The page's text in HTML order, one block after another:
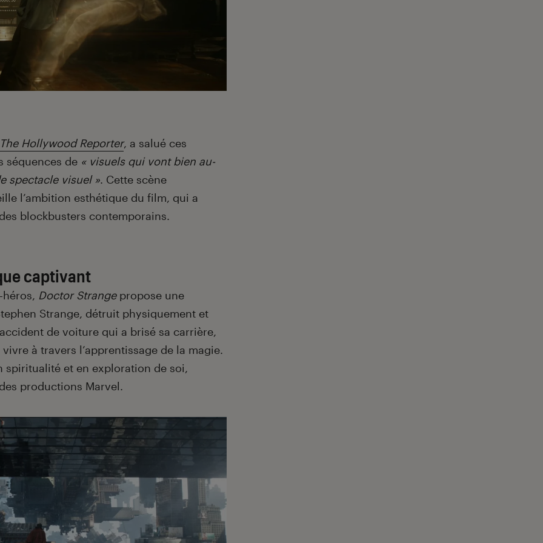
The Hollywood Reporter, a salué ces
séquences de « visuels qui vont bien au-
spectacle visuel ». Cette scène
l’ambition esthétique du film, qui a
blockbusters contemporains.
captivant
Doctor Strangepropose une
Strange, détruit physiquement et
de voiture qui a brisé sa carrière,
à travers l’apprentissage de la magie.
spiritualité et en exploration de soi,
productions Marvel.